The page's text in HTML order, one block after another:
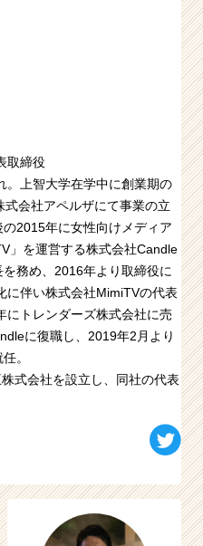
取締役
。上智大学在学中に創業期の
会社アペルザにて事業の立
2015年に女性向けメディア
」を運営する株式会社Candle
務め、2016年より取締役に
に伴い株式会社MimiTVの代表
にトレンダーズ株式会社に売
に復職し、2019年2月より
。
式会社を設立し、同社の代表